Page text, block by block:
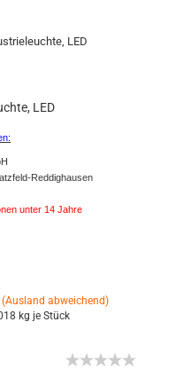
LED
Reddighausen
unter 14 Jahre
(Ausland abweichend)
kg je Stück